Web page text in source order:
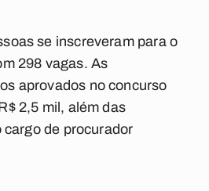
se inscreveram para o
298 vagas. As
aprovados no concurso
2,5 mil, além das
de procurador